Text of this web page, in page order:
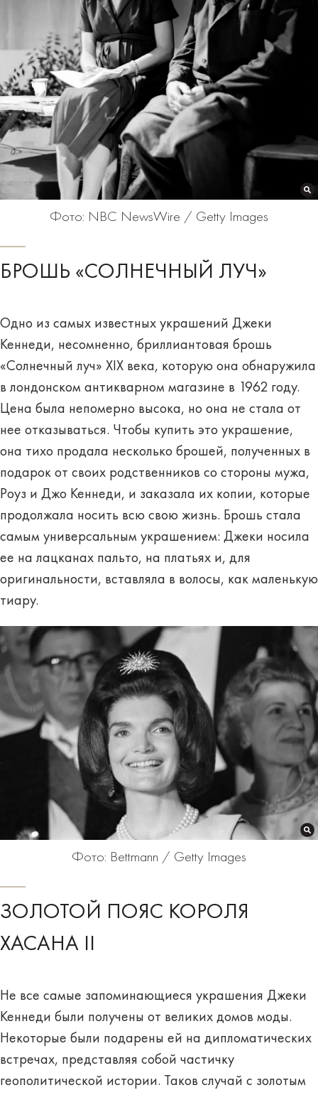
Фото: NBC NewsWire / Getty Images
БРОШЬ «СОЛНЕЧНЫЙ ЛУЧ»
Одно из самых известных украшений Джеки
Кеннеди, несомненно, бриллиантовая брошь
«Солнечный луч» XIX века, которую она обнаружила
в лондонском антикварном магазине в 1962 году.
Цена была непомерно высока, но она не стала от
нее отказываться. Чтобы купить это украшение,
она тихо продала несколько брошей, полученных в
подарок от своих родственников со стороны мужа,
Роуз и Джо Кеннеди, и заказала их копии, которые
продолжала носить всю свою жизнь. Брошь стала
самым универсальным украшением: Джеки носила
ее на лацканах пальто, на платьях и, для
оригинальности, вставляла в волосы, как маленькую
тиару.
Фото: Bettmann / Getty Images
ЗОЛОТОЙ ПОЯС КОРОЛЯ
ХАСАНА II
Не все самые запоминающиеся украшения Джеки
Кеннеди были получены от великих домов моды.
Некоторые были подарены ей на дипломатических
встречах, представляя собой частичку
геополитической истории. Таков случай с золотым